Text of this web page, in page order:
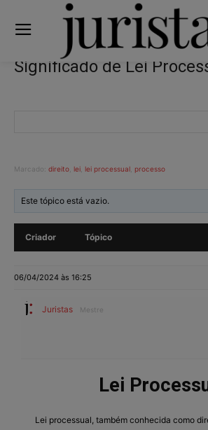
Significado de Lei
Marcado: direito lei lei processual processo
Este tópico está vazio.
Criador Tópico
06/04/2024 às 16:25
Juristas Mestre
Lei
Lei processual, também conhecida como